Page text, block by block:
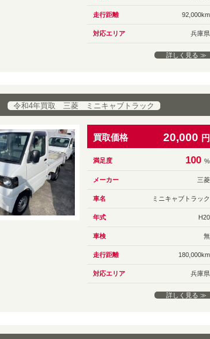
走行距離 92,000km
対応エリア 兵庫県
詳しく見る ≫
令和4年買取 三菱 ミニキャブトラック
買取価格 20,000 円
満足度 100 %
メーカー 三菱
車名 ミニキャブトラック
年式 H20
車検 無
走行距離 180,000km
対応エリア 兵庫県
詳しく見る ≫